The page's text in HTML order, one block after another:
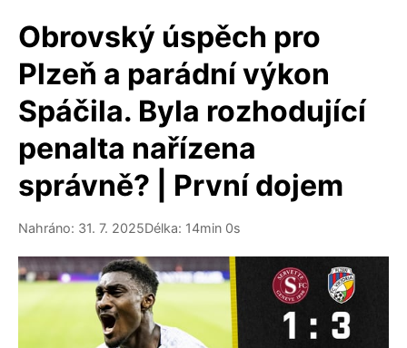
Obrovský úspěch pro
Plzeň a parádní výkon
Spáčila. Byla rozhodující
penalta nařízena
správně? | První dojem
Nahráno: 31. 7. 2025Délka: 14min 0s